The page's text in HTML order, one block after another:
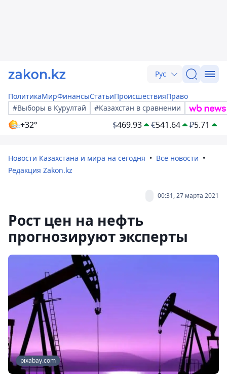
Рус
ПолитикаМирФинансыСтатьиПроисшествияПраво
#Выборы в Курултай
#Казахстан в сравнении
+32° $469.93 €541.64 ₽5.71
Новости Казахстана и мира на сегодня
Все новости
Редакция Zakon.kz
00:31, 27 марта 2021
Рост цен на нефть
прогнозируют эксперты
pixabay.com